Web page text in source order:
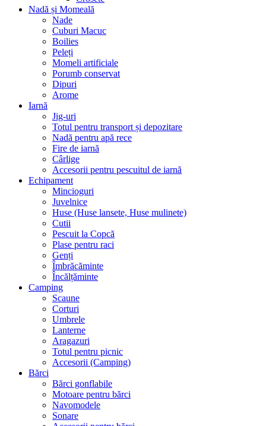
Nadă și Momeală
Nade
Cuburi Macuc
Boilies
Peleți
Momeli artificiale
Porumb conservat
Dipuri
Arome
Iarnă
Jig-uri
Totul pentru transport și depozitare
Nadă pentru apă rece
Fire de iarnă
Cârlige
Accesorii pentru pescuitul de iarnă
Echipament
Mincioguri
Juvelnice
Huse (Huse lansete, Huse mulinete)
Cutii
Pescuit la Copcă
Plase pentru raci
Genți
Îmbrăcăminte
Încălțăminte
Camping
Scaune
Corturi
Umbrele
Lanterne
Aragazuri
Totul pentru picnic
Accesorii (Camping)
Bărci
Bărci gonflabile
Motoare pentru bărci
Navomodele
Sonare